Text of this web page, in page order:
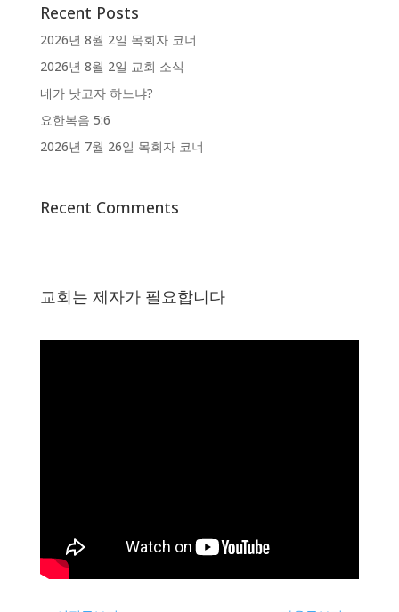
Recent Posts
2026년 8월 2일 목회자 코너
2026년 8월 2일 교회 소식
네가 낫고자 하느냐?
요한복음 5:6
2026년 7월 26일 목회자 코너
Recent Comments
교회는 제자가 필요합니다